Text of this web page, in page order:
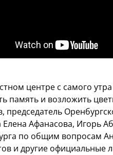
центре с самого
память и возложить
председатель
Елена Афанасова, Игорь
по общим вопросам
и другие официальные